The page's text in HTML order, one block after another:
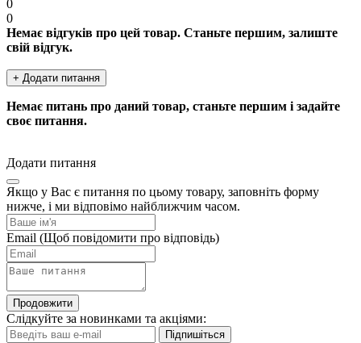
0
0
Немає відгуків про цей товар. Станьте першим, залиште
свій відгук.
+ Додати питання
Немає питань про даний товар, станьте першим і задайте
своє питання.
Додати питання
Якщо у Вас є питання по цьому товару, заповніть форму
нижче, і ми відповімо найближчим часом.
Email (Щоб повідомити про відповідь)
Продовжити
Слідкуйте за новинками та акціями:
Підпишіться